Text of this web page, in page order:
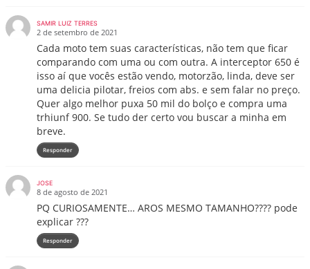
SAMIR LUIZ TERRES
2 de setembro de 2021
Cada moto tem suas características, não tem que ficar
comparando com uma ou com outra. A interceptor 650 é
isso aí que vocês estão vendo, motorzão, linda, deve ser
uma delicia pilotar, freios com abs. e sem falar no preço.
Quer algo melhor puxa 50 mil do bolço e compra uma
trhiunf 900. Se tudo der certo vou buscar a minha em
breve.
Responder
JOSE
8 de agosto de 2021
PQ CURIOSAMENTE… AROS MESMO TAMANHO???? pode
explicar ???
Responder